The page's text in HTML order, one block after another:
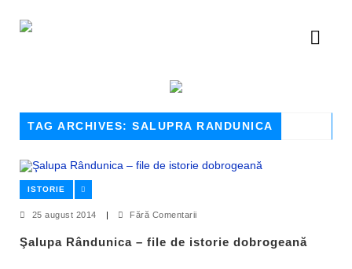
TAG ARCHIVES: SALUPRA RANDUNICA
ISTORIE
25 august 2014 | Fără Comentarii
Şalupa Rândunica – file de istorie dobrogeană